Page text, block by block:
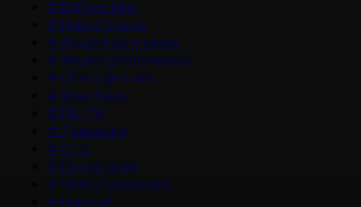
# Война и Мир
# Новости кино
#Андрей Золотарев
# Федор Добронравов
# Обзор фильма
# Фонд Кино
# РЕН ТВ
# Домашний
# СТС
# Пятый канал
# Чайка Терешкова
# Невский